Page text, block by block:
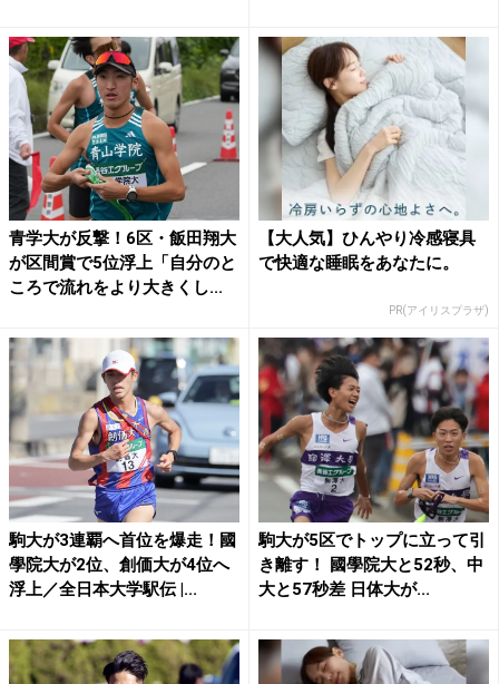
青学大が反撃！6区・飯田翔大
が区間賞で5位浮上「自分のと
ころで流れをより大きくし...
【大人気】ひんやり冷感寝具
で快適な睡眠をあなたに。
PR(アイリスプラザ)
駒大が3連覇へ首位を爆走！國
學院大が2位、創価大が4位へ
浮上／全日本大学駅伝 |...
駒大が5区でトップに立って引
き離す！ 國學院大と52秒、中
大と57秒差 日体大が...